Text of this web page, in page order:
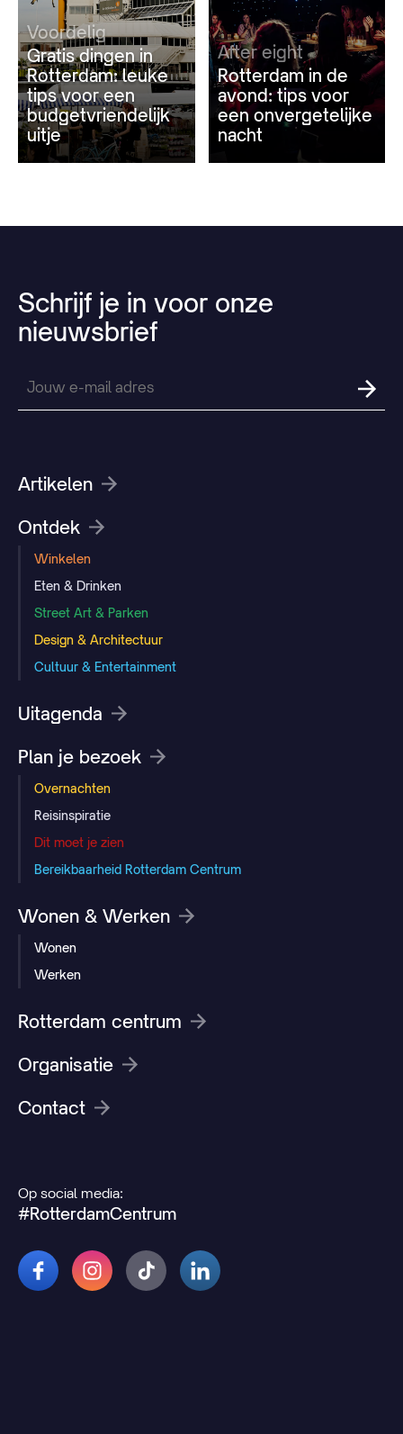
Voordelig
Gratis dingen in
Rotterdam: leuke
tips voor een
budgetvriendelijk
uitje
After eight
Rotterdam in de
avond: tips voor
een onvergetelijke
nacht
Schrijf je in voor onze
nieuwsbrief
Artikelen
Ontdek
Winkelen
Eten & Drinken
Street Art & Parken
Design & Architectuur
Cultuur & Entertainment
Uitagenda
Plan je bezoek
Overnachten
Reisinspiratie
Dit moet je zien
Bereikbaarheid Rotterdam Centrum
Wonen & Werken
Wonen
Werken
Rotterdam centrum
Organisatie
Contact
Op social media:
#RotterdamCentrum